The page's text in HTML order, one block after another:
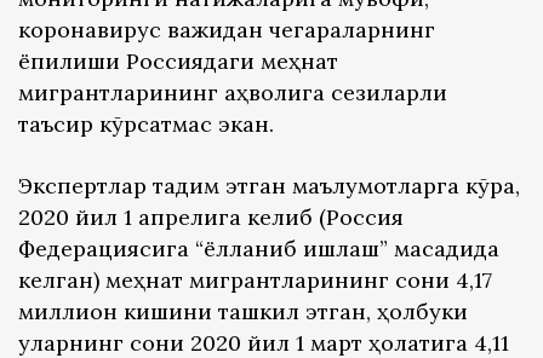
коронавирус важидан чегараларнинг
ёпилиши Россиядаги меҳнат
мигрантларининг аҳволига сезиларли
таъсир кўрсатмас экан.
Экспертлар тақдим этган маълумотларга кўра,
2020 йил 1 апрелига келиб (Россия
Федерациясига “ёлланиб ишлаш” мақсадида
келган) меҳнат мигрантларининг сони 4,17
миллион кишини ташкил этган, ҳолбуки
уларнинг сони 2020 йил 1 март ҳолатига 4,11